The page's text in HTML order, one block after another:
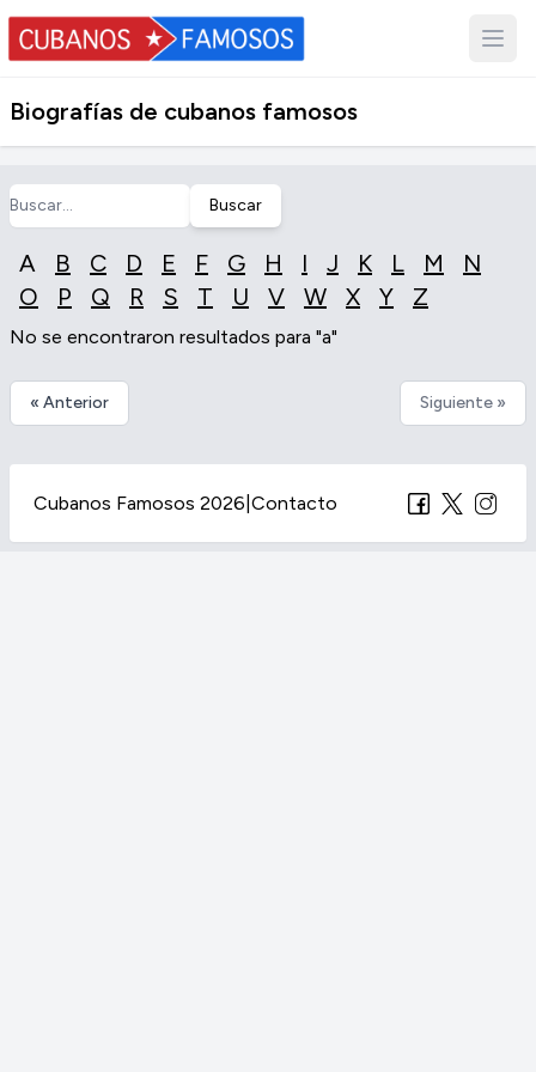
Biografías de cubanos famosos
Buscar
A B C D E F G H I J K L M
N
O
P Q R S T U V W X Y Z
No se encontraron resultados para "a"
« Anterior Siguiente »
Cubanos Famosos 2026 Contacto